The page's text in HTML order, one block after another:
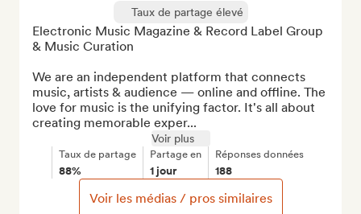
Taux de partage élevé
Electronic Music Magazine & Record Label Group
& Music Curation
We are an independent platform that connects
music, artists & audience — online and offline. The
love for music is the unifying factor. It's all about
creating memorable exper...
Voir plus
Taux de partage
88%
Partage en
1 jour
Réponses données
188
Voir les médias / pros similaires